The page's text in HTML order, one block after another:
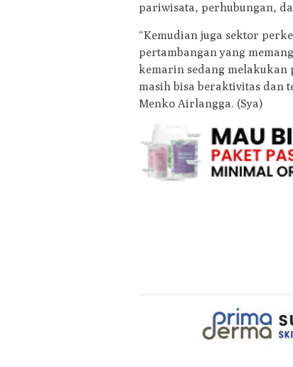
pariwisata, perhubungan,
“Kemudian juga sektor
pertambangan yang
kemarin sedang melakukan
masih bisa beraktivitas dan
Menko Airlangga. (Sya)